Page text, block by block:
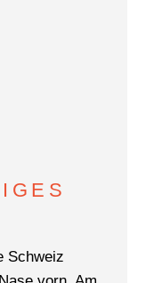
Schweiz